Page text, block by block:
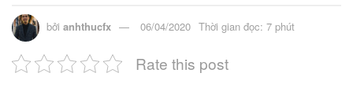
bởi anhthucfx 06/04/2020 Thời gian đọc: 7 phút
Rate this post